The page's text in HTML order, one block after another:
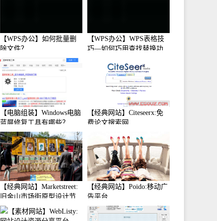
【WPS办公】如何批量删
除文件？
【WPS办公】WPS表格技
巧—如何巧用查找替换功
【电脑组装】Windows电脑
蓝屏修复工具有哪些？
【经典网站】Citeseerx:免
费论文搜索网
【经典网站】Marketstreet:
旧金山市场街原型设计节
【经典网站】Poido:移动广
告平台